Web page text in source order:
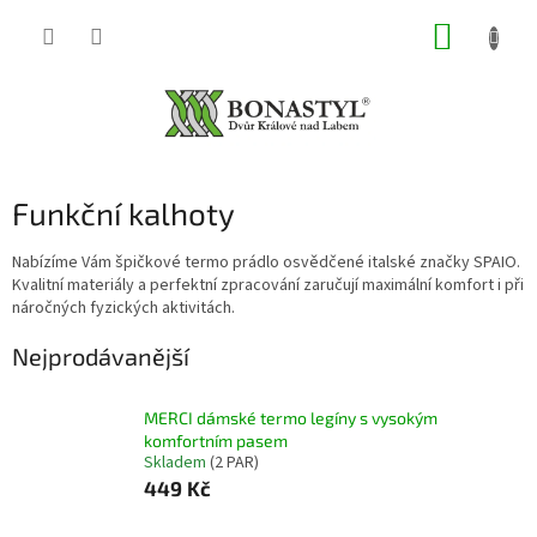
Funkční kalhoty
Nabízíme Vám špičkové termo prádlo osvědčené italské značky SPAIO.
Kvalitní materiály a perfektní zpracování zaručují maximální komfort i při
náročných fyzických aktivitách.
Nejprodávanější
MERCI dámské termo legíny s vysokým
komfortním pasem
Skladem (2 PAR)
449 Kč